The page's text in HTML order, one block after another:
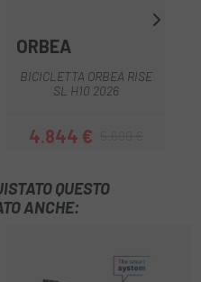
ORBEA
BICICLETTA ORBEA RISE
SL H10 2026
Prezzo
4.844 €Prezzo base
QUESTO
ANCHE: